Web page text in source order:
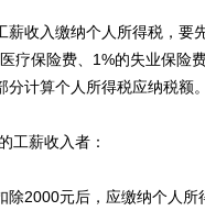
入缴纳个人所得税，要先
疗保险费、1%的失业保险
分计算个人所得税应纳税额。
薪收入者：
2000元后，应缴纳个人所